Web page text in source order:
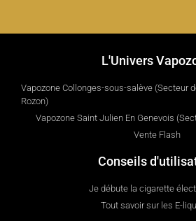
L'Univers
Vapozone Collonges-sous-salève (Secteur
Rozon)
Vapozone Saint Julien En Genevois
Vente Flash
Conseils
Je débute la cigarette
Tout savoir sur les E-